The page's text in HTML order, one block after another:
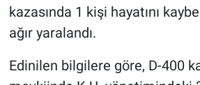
kazasında 1 kişi hayatını
ağır yaralandı.
Edinilen bilgilere göre, D-400